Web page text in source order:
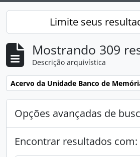
Limite seus
Mostrando 309
Descrição arquivística
Remover filtro:
Acervo da Unidade Banco de
Opções avançadas de
Encontrar resultados com: